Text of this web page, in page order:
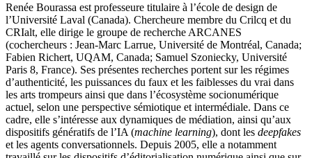
Renée Bourassa est professeure titulaire à l’école de design de
l’Université Laval (Canada). Chercheure membre du Crilcq et du
CRIalt, elle dirige le groupe de recherche ARCANES
(cochercheurs : Jean-Marc Larrue, Université de Montréal, Canada;
Fabien Richert, UQAM, Canada; Samuel Szoniecky, Université
Paris 8, France). Ses présentes recherches portent sur les régimes
d’authenticité, les puissances du faux et les faiblesses du vrai dans
les arts trompeurs ainsi que dans l’écosystème socionumérique
actuel, selon une perspective sémiotique et intermédiale. Dans ce
cadre, elle s’intéresse aux dynamiques de médiation, ainsi qu’aux
dispositifs génératifs de l’IA (machine learning), dont les deepfakes
et les agents conversationnels. Depuis 2005, elle a notamment